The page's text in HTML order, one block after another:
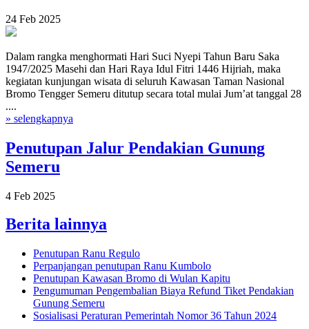
24 Feb 2025
Dalam rangka menghormati Hari Suci Nyepi Tahun Baru Saka
1947/2025 Masehi dan Hari Raya Idul Fitri 1446 Hijriah, maka
kegiatan kunjungan wisata di seluruh Kawasan Taman Nasional
Bromo Tengger Semeru ditutup secara total mulai Jum’at tanggal 28
....
» selengkapnya
Penutupan Jalur Pendakian Gunung
Semeru
4 Feb 2025
Berita lainnya
Penutupan Ranu Regulo
Perpanjangan penutupan Ranu Kumbolo
Penutupan Kawasan Bromo di Wulan Kapitu
Pengumuman Pengembalian Biaya Refund Tiket Pendakian
Gunung Semeru
Sosialisasi Peraturan Pemerintah Nomor 36 Tahun 2024